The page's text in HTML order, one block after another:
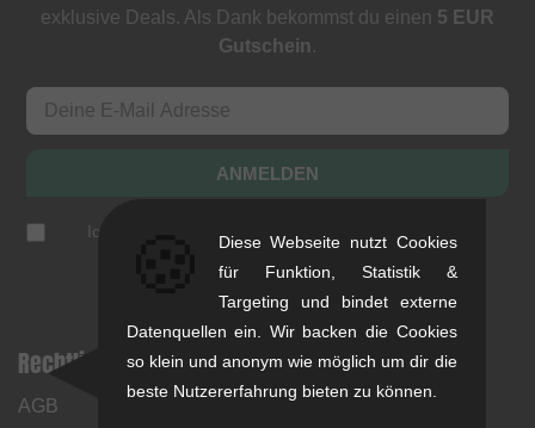
exklusive Deals. Als Dank bekommst du einen 5 EUR
Gutschein.
ANMELDEN
Ich akzeptiere die
abbestellbar)
Rechtliche Hinweise
AGB
Hilfe & Information
Mein Konto
Diese Webseite nutzt Cookies
für Funktion, Statistik &
Targeting und bindet externe
Datenquellen ein. Wir backen die Cookies
so klein und anonym wie möglich um dir die
beste Nutzererfahrung bieten zu können.